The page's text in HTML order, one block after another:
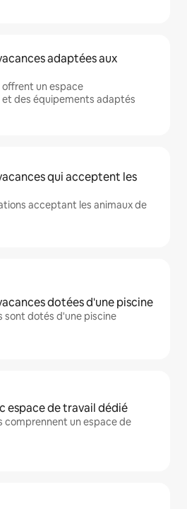
adaptées aux
offrent un espace
des équipements adaptés
qui acceptent les
acceptant les animaux de
dotées d'une piscine
sont dotés d'une piscine
espace de travail dédié
comprennent un espace de